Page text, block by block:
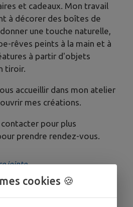
et cadeaux. Mon travail
à décorer des boîtes de
une touche naturelle,
rêves peints à la main et à
à partir d'objets
tiroir.
accueillir dans mon atelier
mes créations.
pour plus
prendre rendez-vous.
jointe
cookies 🍪